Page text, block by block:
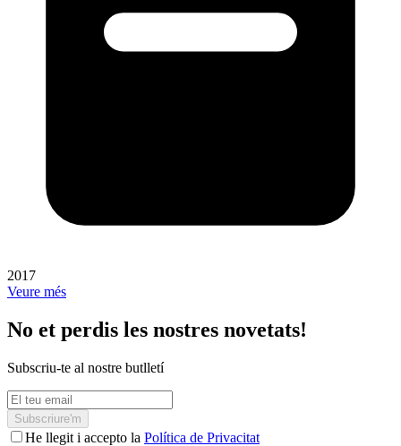
2017
Veure més
No et perdis les nostres novetats!
Subscriu-te al nostre butlletí
Subscriure'm
He llegit i accepto la Política de Privacitat